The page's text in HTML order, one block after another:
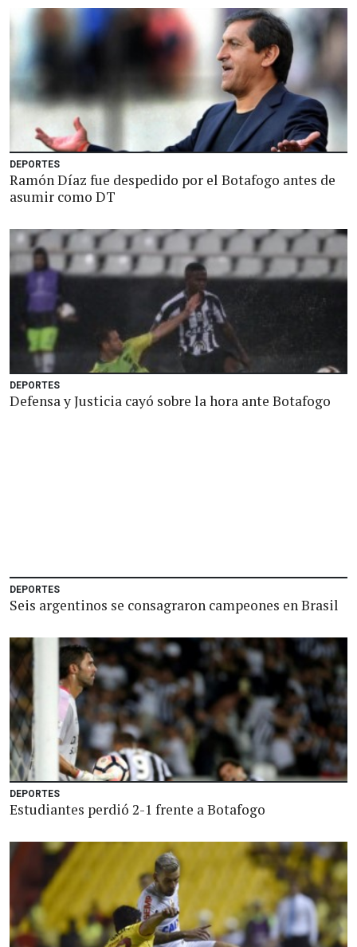
DEPORTES
Ramón Díaz fue despedido por el Botafogo antes de
asumir como DT
DEPORTES
Defensa y Justicia cayó sobre la hora ante Botafogo
DEPORTES
Seis argentinos se consagraron campeones en Brasil
DEPORTES
Estudiantes perdió 2-1 frente a Botafogo